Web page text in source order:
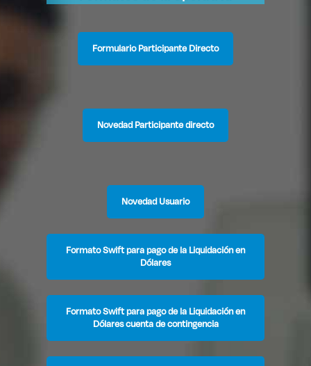
Formulario Participante Directo
Novedad Participante directo
Novedad Usuario
Formato Swift para pago de la Liquidación en
Dólares
Formato Swift para pago de la Liquidación en
Dólares cuenta de contingencia